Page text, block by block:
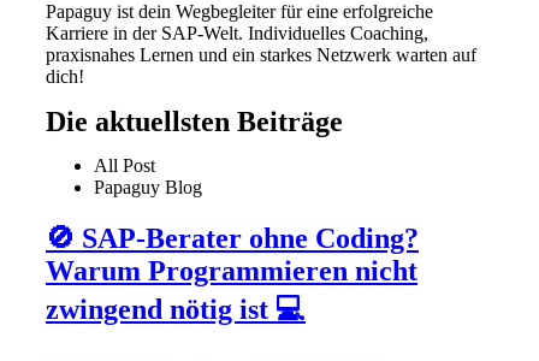
Papaguy ist dein Wegbegleiter für eine erfolgreiche
Karriere in der SAP-Welt. Individuelles Coaching,
praxisnahes Lernen und ein starkes Netzwerk warten auf
dich!
Die aktuellsten Beiträge
All Post
Papaguy Blog
🚫 SAP-Berater ohne Coding?
Warum Programmieren nicht
zwingend nötig ist 💻